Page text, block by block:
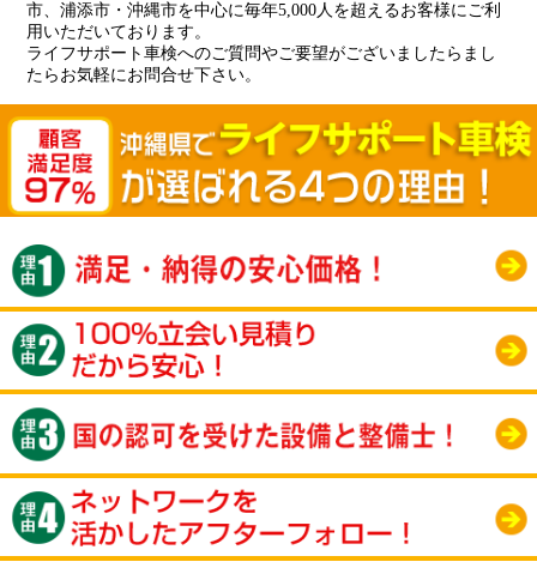
市、浦添市・沖縄市を中心に毎年5,000人を超えるお客様にご利
用いただいております。
ライフサポート車検へのご質問やご要望がございましたらまし
たらお気軽にお問合せ下さい。